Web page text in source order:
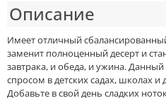
Описание
Имеет отличный
заменит полноценный десерт и
завтрака, и обеда, и ужина.
спросом в детских садах, школах и
Добавьте в свой день сладких